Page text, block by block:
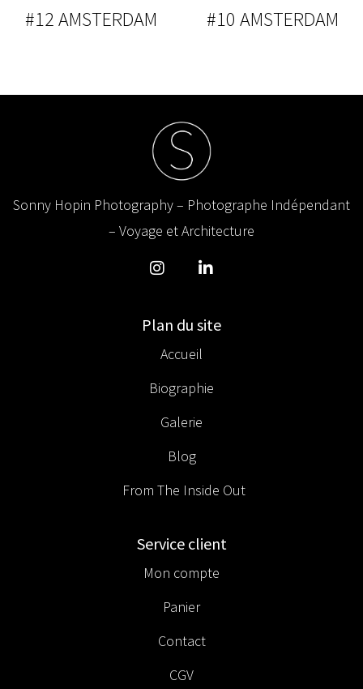
#12 AMSTERDAM #10 AMSTERDAM
Sonny Hopin Photography – Photographe Indépendant
– Voyage et Architecture
Plan du site
Accueil
Biographie
Galerie
Blog
From The Inside Out
Service client
Mon compte
Panier
Contact
CGV